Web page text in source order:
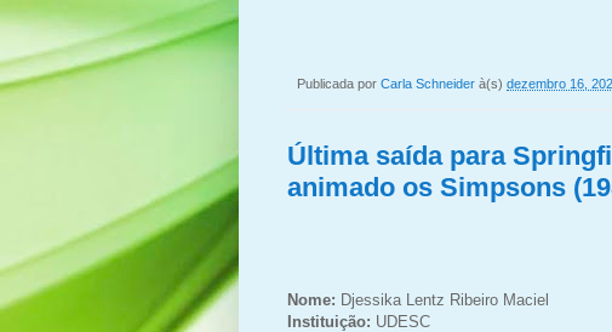
Publicada por Carla Schneider à(s) dezembro 16,
Última saída para
animado os Simpsons
Nome: Djessika Lentz Ribeiro Maciel
Instituição: UDESC